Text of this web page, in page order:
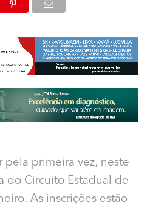
pela primeira vez, neste
do Circuito Estadual de
As inscrições estão